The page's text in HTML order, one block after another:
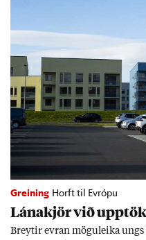
Greining Horft til Evrópu
Lána­kjör við
Breyt­ir evr­an mögu­leika